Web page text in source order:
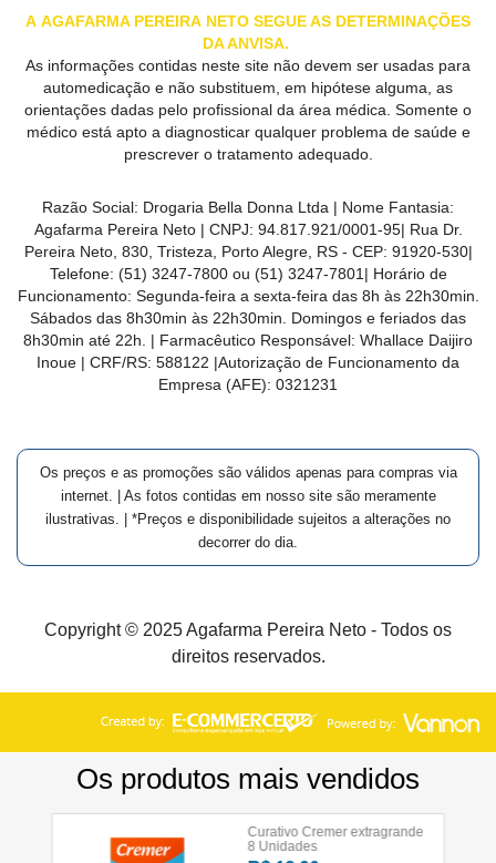
DO
A AGAFARMA PEREIRA NETO SEGUE AS DETERMINAÇÕES
DA ANVISA.
As informações contidas neste site não devem ser usadas para
automedicação e não substituem, em hipótese alguma, as
orientações dadas pelo profissional da área médica. Somente o
médico está apto a diagnosticar qualquer problema de saúde e
prescrever o tratamento adequado.
Razão Social: Drogaria Bella Donna Ltda | Nome Fantasia:
Agafarma Pereira Neto | CNPJ: 94.817.921/0001-95| Rua Dr.
Pereira Neto, 830, Tristeza, Porto Alegre, RS - CEP: 91920-530|
Telefone: (51) 3247-7800 ou (51) 3247-7801 | Horário de
Funcionamento: Segunda-feira a sexta-feira das 8h às 22h30min.
Sábados das 8h30min às 22h30min. Domingos e feriados das
8h30min até 22h. | Farmacêutico Responsável: Whallace Daijiro
Inoue | CRF/RS: 588122 |Autorização de Funcionamento da
Empresa (AFE): 0321231
Os preços e as promoções são válidos apenas para compras via
internet. | As fotos contidas em nosso site são meramente
ilustrativas. | *Preços e disponibilidade sujeitos a alterações no
decorrer do dia.
Copyright © 2025 Agafarma Pereira Neto - Todos os
direitos reservados.